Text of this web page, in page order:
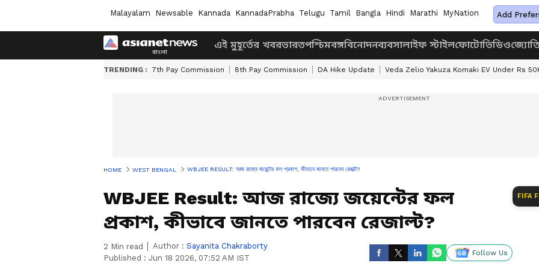
Malayalam Newsable Kannada KannadaPrabha Telugu Tamil Bangla Hindi Marathi MyNation Add
এই মুহূর্তের খবরভারতপশ্চিমবঙ্গবিনোদনব্যবসালাইফ স্টাইলফোটোভিডিও
TRENDING : 7th Pay Commission 8th Pay Commission DA Hike Update Veda Zelio Yakuza Komaki EV Under Rs
HOME WEST BENGAL WBJEE RESULT: আজ রাজ্যে জয়েন্টের ফল প্রকাশ, কীভাবে জানতে পারবেন রেজাল্ট?
WBJEE Result: আজ রাজ্যে জয়েন্টের ফল
প্রকাশ, কীভাবে জানতে পারবেন রেজাল্ট?
2 Min read Author : Sayanita Chakraborty
Published : Jun 18 2026, 07:52 AM IST
Follow Us
FIFA